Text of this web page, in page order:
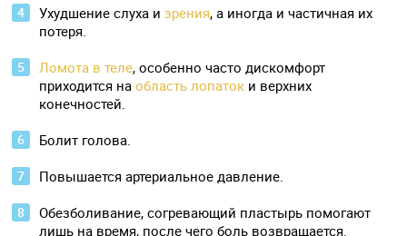
Ухудшение слуха изрения, а иногда и частичная их
потеря.
Ломота в теле, особенно часто дискомфорт
приходится наобласть лопаток и верхних
конечностей.
Болит голова.
Повышается артериальное давление.
Обезболивание, согревающий пластырь помогают
лишь на время, после чего боль возвращается.